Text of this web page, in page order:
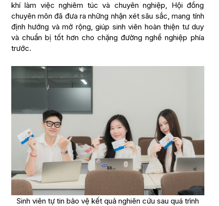
khí làm việc nghiêm túc và chuyên nghiệp, Hội đồng
chuyên môn đã đưa ra những nhận xét sâu sắc, mang tính
định hướng và mở rộng, giúp sinh viên hoàn thiện tư duy
và chuẩn bị tốt hơn cho chặng đường nghề nghiệp phía
trước.
Sinh viên tự tin bảo vệ kết quả nghiên cứu sau quá trình